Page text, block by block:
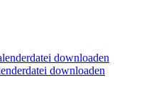
downloaden
downloaden